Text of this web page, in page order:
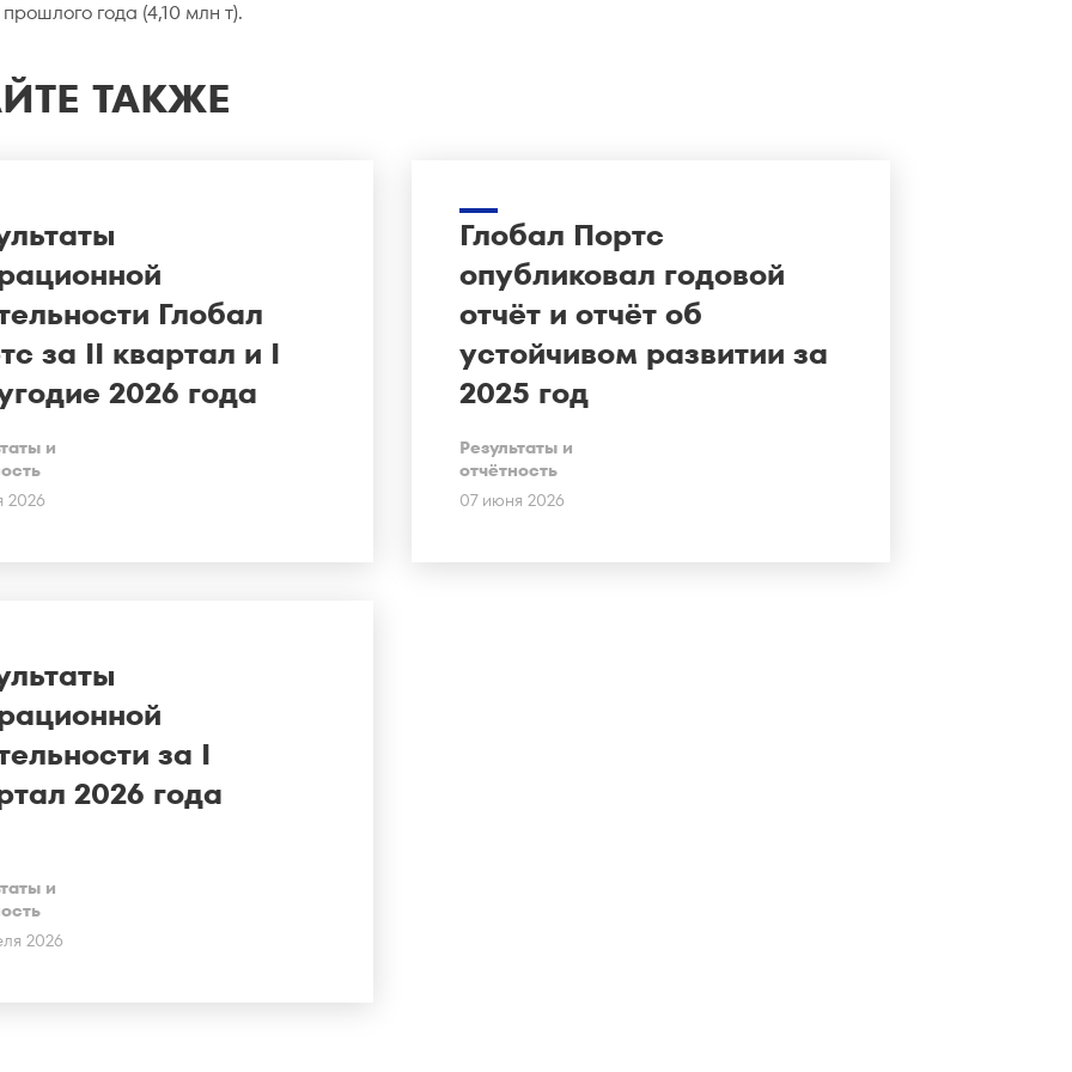
года (4,10 млн т).
ТАКЖЕ
Глобал
за II квартал и I
2026 года
и
2026
Глобал Портс
опубликовал годовой
отчёт и отчёт об
устойчивом развитии за
2025 год
Результаты и
отчётность
07 июня 2026
за I
2026 года
и
2026